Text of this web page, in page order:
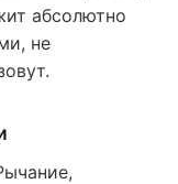
абсолютно
не